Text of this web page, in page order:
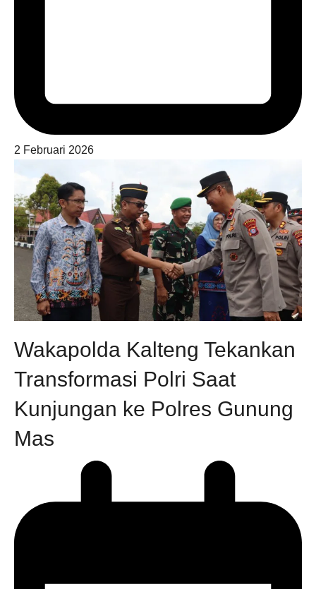
2 Februari 2026
Wakapolda Kalteng Tekankan
Transformasi Polri Saat
Kunjungan ke Polres Gunung
Mas